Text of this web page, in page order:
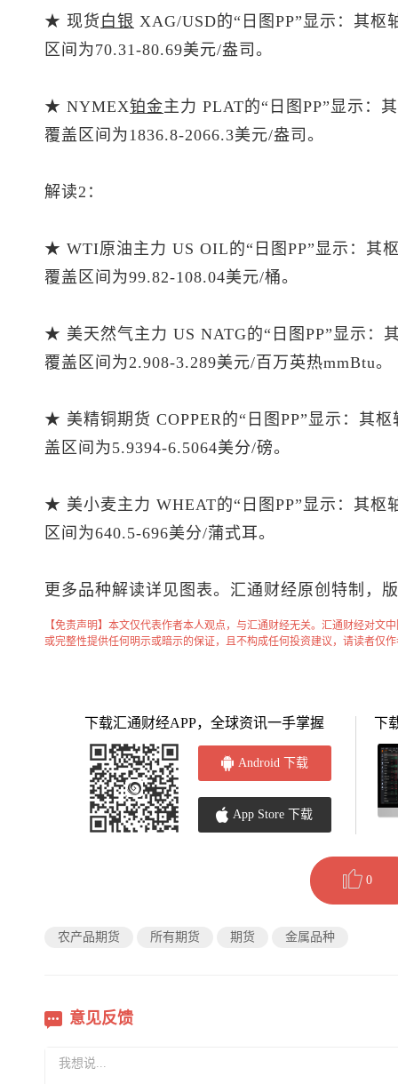
★ 现货 白银 XAG/USD的“日图PP”显示：其
区间为70.31-80.69美元/盎司。
★ NYMEX铂金主力 PLAT的“日图PP”显示：
覆盖区间为1836.8-2066.3美元/盎司。
解读2：
★ WTI原油主力 US OIL的“日图PP”显示：其
覆盖区间为99.82-108.04美元/桶。
★ 美天然气主力 US NATG的“日图PP”显示：
覆盖区间为2.908-3.289美元/百万英热mmBtu。
★ 美精铜期货 COPPER的“日图PP”显示：其
盖区间为5.9394-6.5064美分/磅。
★ 美小麦主力 WHEAT的“日图PP”显示：其枢
区间为640.5-696美分/蒲式耳。
更多品种解读详见图表。汇通财经原创特制，
【免责声明】本文仅代表作者本人观点，与汇通财经无关。汇通财经对文
或完整性提供任何明示或暗示的保证，且不构成任何投资建议，请读者仅
下载汇通财经APP，全球资讯一手掌握
Android 下载
App Store 下载
下
0
农产品期货 所有期货 期货 金属品种
意见反馈